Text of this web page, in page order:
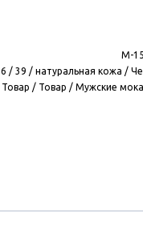
М-
6 / 39 / натуральная кожа /
Товар / Товар / Мужские